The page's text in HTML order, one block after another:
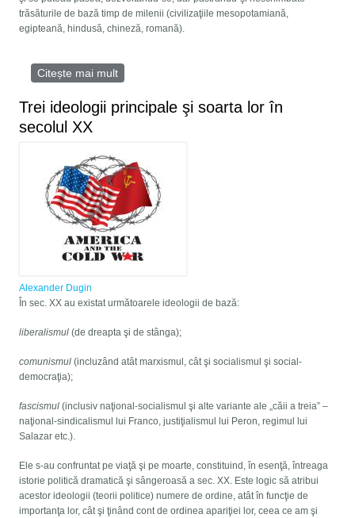
trăsăturile de bază timp de milenii (civilizaţiile mesopotamiană,
egipteană, hindusă, chineză, romană).
Citește mai mult
Trei ideologii principale şi soarta lor în
secolul XX
Alexander Dugin
În sec. XX au existat următoarele ideologii de bază:
liberalismul (de dreapta şi de stânga);
comunismul(incluzând atât marxismul, cât şi socialismul şi social-
democraţia);
fascismul(inclusiv naţional-socialismul şi alte variante ale „căii a treia” –
naţional-sindicalismul lui Franco, justiţialismul lui Peron, regimul lui
Salazar etc.).
Ele s-au confruntat pe viaţă şi pe moarte, constituind, în esenţă, întreaga
istorie politică dramatică şi sângeroasă a sec. XX. Este logic să atribui
acestor ideologii (teorii politice) numere de ordine, atât în funcţie de
importanţa lor, cât şi ţinând cont de ordinea apariţiei lor, ceea ce am şi